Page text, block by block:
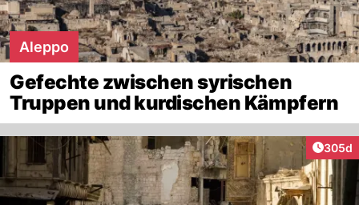
Aleppo
Gefechte zwischen syrischen
Truppen und kurdischen Kämpfern
305d